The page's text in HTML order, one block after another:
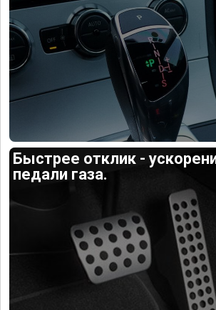
Быстрее отклик -
педали газа.